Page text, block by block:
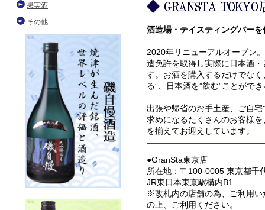
酒造場・テイスティングバー
2020年リニューアルオープン
造免許を取得し実際に日本酒
す。お酒を購入するだけでなく
る”、日本酒を”飲む”ことがで
出張や帰省のお手土産、ご自
求めになるたくさんのお客様
を揃えてお迎えしています。
●GranSta東京店
所在地：〒100-0005 東京都千
JR東日本東京駅構内B1
※改札内の店舗の為、ご利用
の上、ご利用ください。